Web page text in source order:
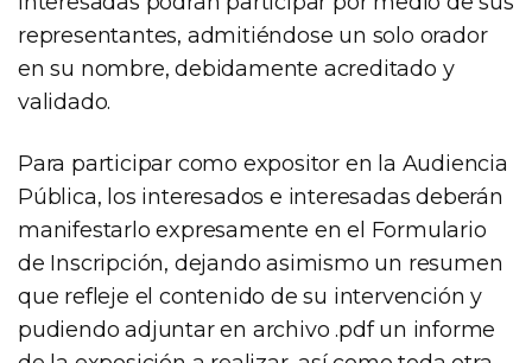
representantes, admitiéndose un solo orador
en su nombre, debidamente acreditado y
validado.
Para participar como expositor en la Audiencia
Pública, los interesados e interesadas deberán
manifestarlo expresamente en el Formulario
de Inscripción, dejando asimismo un resumen
que refleje el contenido de su intervención y
pudiendo adjuntar en archivo .pdf un informe